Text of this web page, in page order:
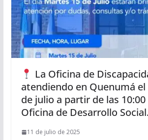
La Oficina de
atendiendo en Quenumá
de julio a partir de las 10:00
Oficina de Desarrollo Social.
11 de julio de 2025